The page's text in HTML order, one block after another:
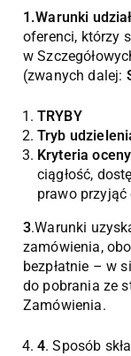
1.Warunki
oferenci, którzy
w
(zwanych dalej:
TRYBY
Tryb
Kryteria
ciągłość,
prawo przyjąć
3.Warunki
zamówienia,
bezpłatnie – w
do pobrania ze
Zamówienia.
4. Sposób